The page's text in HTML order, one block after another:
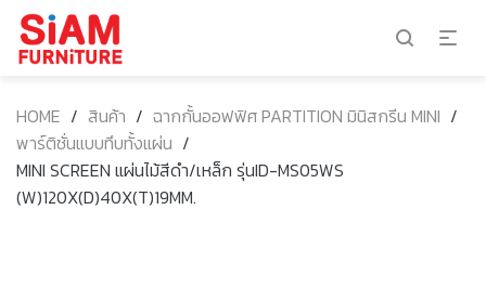
HOME / สินค้า / ฉากกั้นออฟฟิศ PARTITION มินิสกรีน MINI /
พาร์ติชั่นแบบทึบทั้งแผ่น /
MINI SCREEN แผ่นไม้สีดำ/เหล็ก รุ่นID-MS05WS
(W)120X(D)40X(T)19MM.